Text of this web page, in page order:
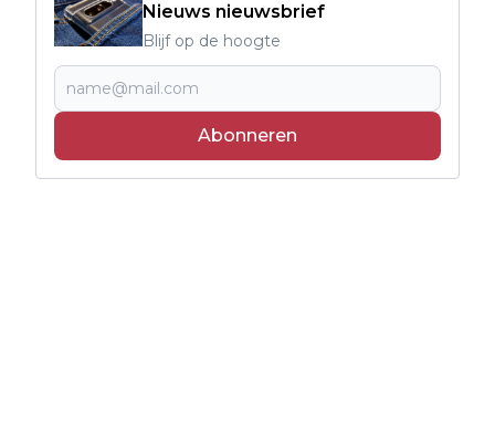
Nieuws nieuwsbrief
Blijf op de hoogte
Abonneren